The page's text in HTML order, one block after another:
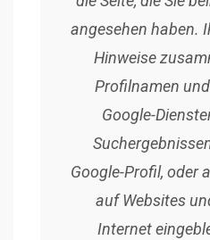
angesehen haben.
Hinweise
Profilnamen
Google-
Google-Profil, oder
auf Websites
Internet